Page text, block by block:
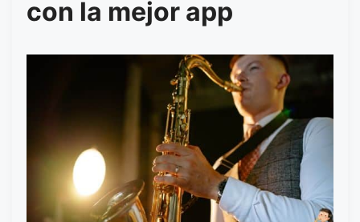
con la mejor app